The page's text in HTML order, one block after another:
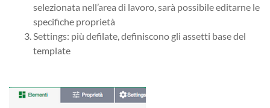
selezionata nell’area di lavoro, sarà possibile editarne le
specifiche proprietà
Settings: più defilate, definiscono gli assetti base del
template